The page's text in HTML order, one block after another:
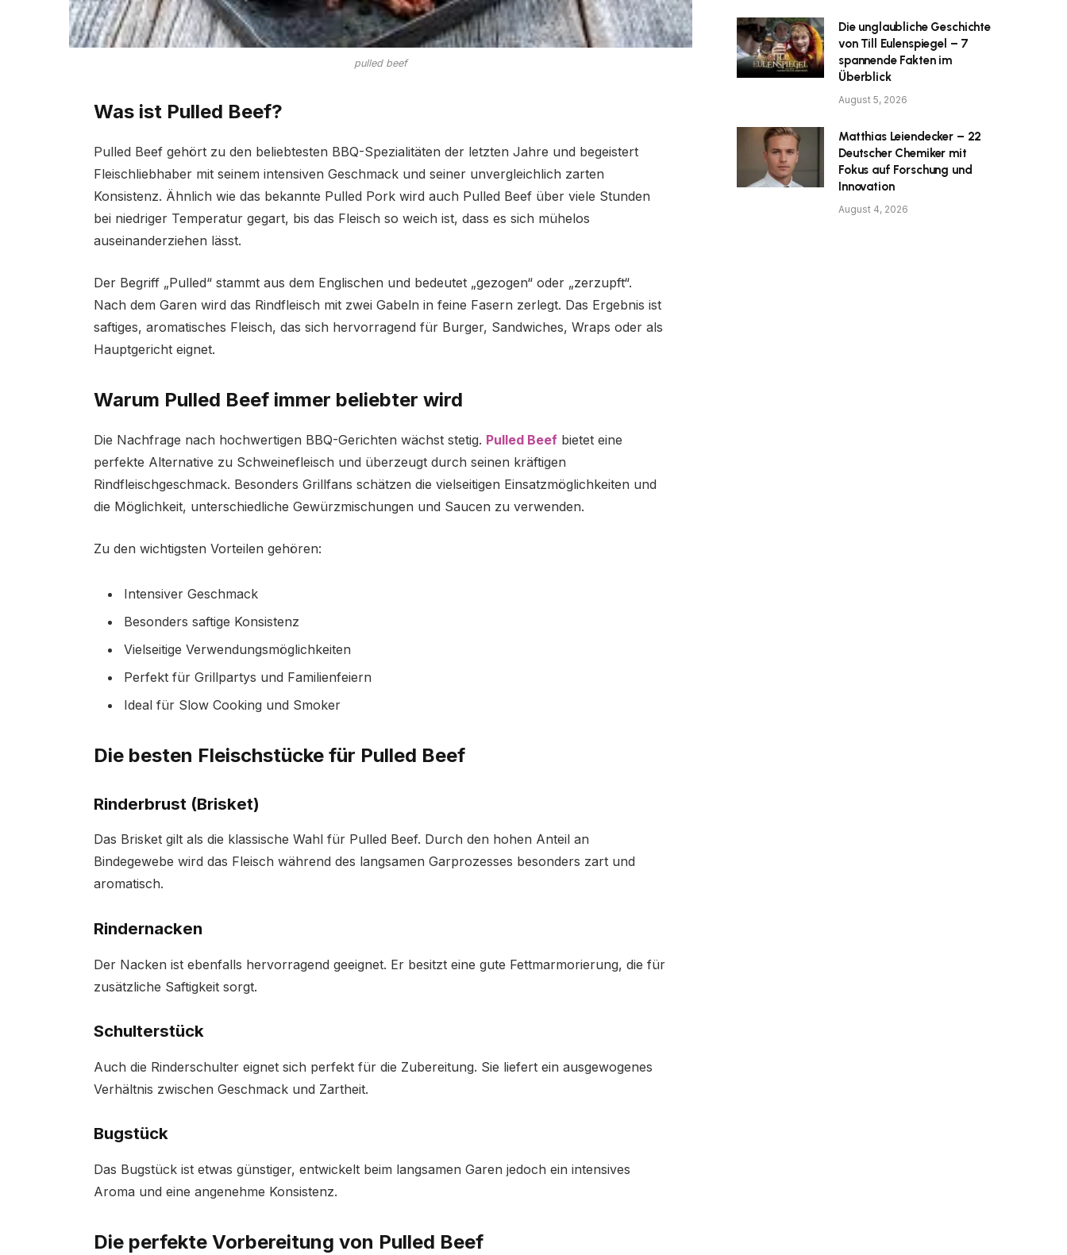
pulled beef
Was ist Pulled Beef?
Pulled Beef gehört zu den beliebtesten BBQ-Spezialitäten der letzten Jahre und begeistert
Fleischliebhaber mit seinem intensiven Geschmack und seiner unvergleichlich zarten
Konsistenz. Ähnlich wie das bekannte Pulled Pork wird auch Pulled Beef über viele Stunden
bei niedriger Temperatur gegart, bis das Fleisch so weich ist, dass es sich mühelos
auseinanderziehen lässt.
Der Begriff „Pulled“ stammt aus dem Englischen und bedeutet „gezogen“ oder „zerzupft“.
Nach dem Garen wird das Rindfleisch mit zwei Gabeln in feine Fasern zerlegt. Das Ergebnis ist
saftiges, aromatisches Fleisch, das sich hervorragend für Burger, Sandwiches, Wraps oder als
Hauptgericht eignet.
Warum Pulled Beef immer beliebter wird
Die Nachfrage nach hochwertigen BBQ-Gerichten wächst stetig. Pulled Beefbietet eine
perfekte Alternative zu Schweinefleisch und überzeugt durch seinen kräftigen
Rindfleischgeschmack. Besonders Grillfans schätzen die vielseitigen Einsatzmöglichkeiten und
die Möglichkeit, unterschiedliche Gewürzmischungen und Saucen zu verwenden.
Zu den wichtigsten Vorteilen gehören:
Intensiver Geschmack
Besonders saftige Konsistenz
Vielseitige Verwendungsmöglichkeiten
Perfekt für Grillpartys und Familienfeiern
Ideal für Slow Cooking und Smoker
Die besten Fleischstücke für Pulled Beef
Rinderbrust (Brisket)
Das Brisket gilt als die klassische Wahl für Pulled Beef. Durch den hohen Anteil an
Bindegewebe wird das Fleisch während des langsamen Garprozesses besonders zart und
aromatisch.
Rindernacken
Der Nacken ist ebenfalls hervorragend geeignet. Er besitzt eine gute Fettmarmorierung, die für
zusätzliche Saftigkeit sorgt.
Schulterstück
Auch die Rinderschulter eignet sich perfekt für die Zubereitung. Sie liefert ein ausgewogenes
Verhältnis zwischen Geschmack und Zartheit.
Bugstück
Das Bugstück ist etwas günstiger, entwickelt beim langsamen Garen jedoch ein intensives
Aroma und eine angenehme Konsistenz.
Die perfekte Vorbereitung von Pulled Beef
Die unglaubliche Geschichte
von Till Eulenspiegel – 7
spannende Fakten im
Überblick
August 5, 2026
Matthias Leiendecker – 22
Deutscher Chemiker mit
Fokus auf Forschung und
Innovation
August 4, 2026